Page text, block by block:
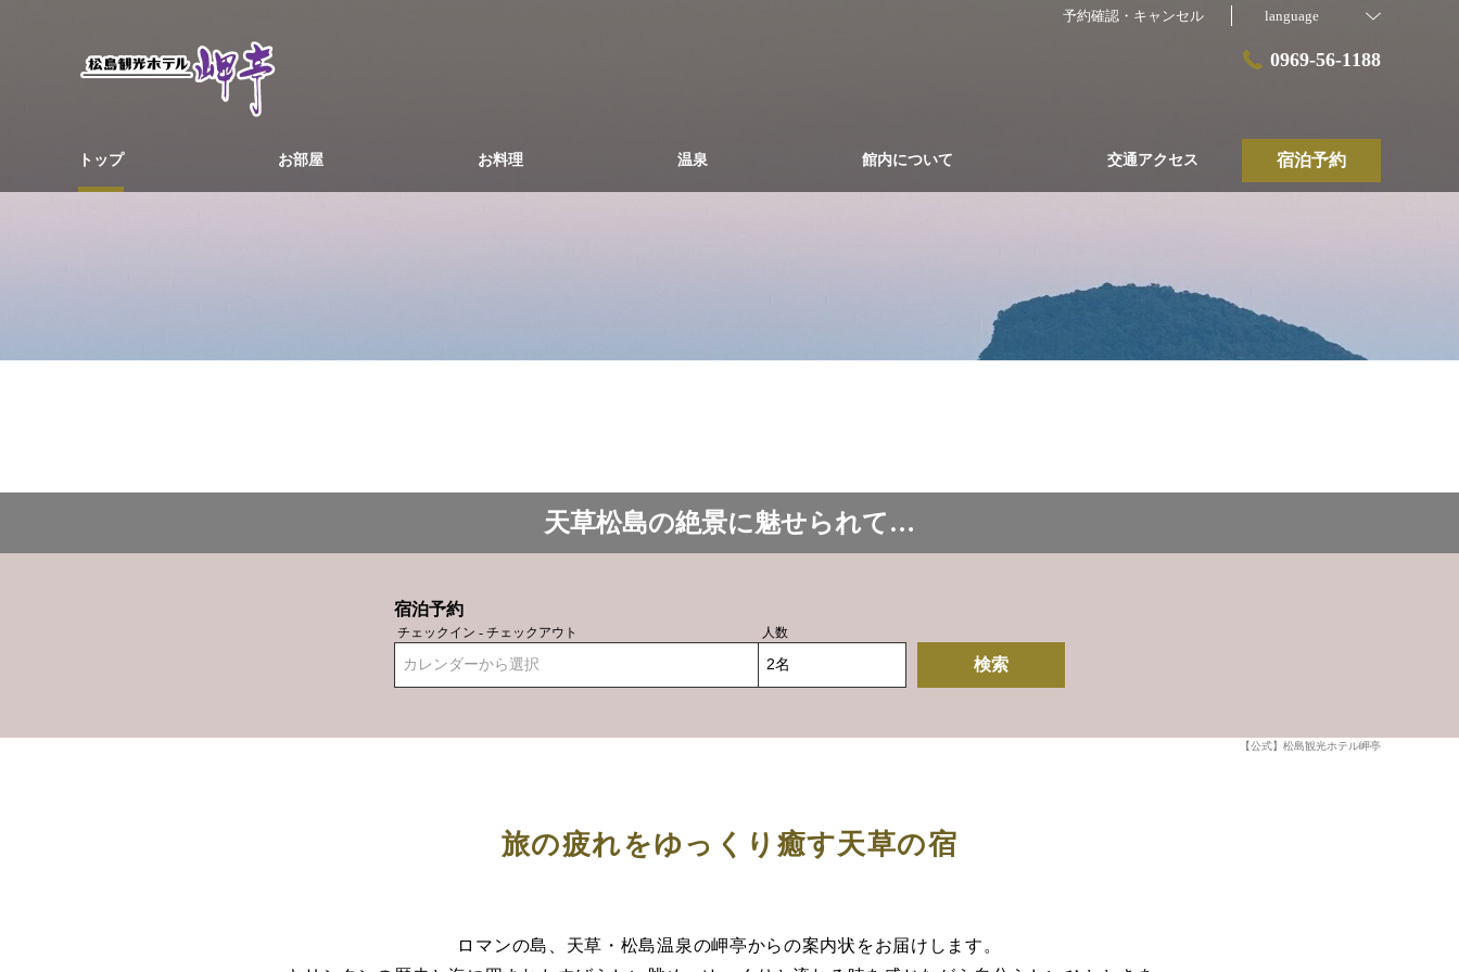
予約確認・キャンセル language
0969-56-1188
トップ お部屋 お料理 温泉 館内について 交通アクセス 宿泊予約
天草松島の絶景に魅せられて…
宿泊予約
チェックイン - チェックアウト
カレンダーから選択
人数
検索
【公式】松島観光ホテル岬亭
旅の疲れをゆっくり癒す天草の宿
ロマンの島、天草・松島温泉の岬亭からの案内状をお届けします。